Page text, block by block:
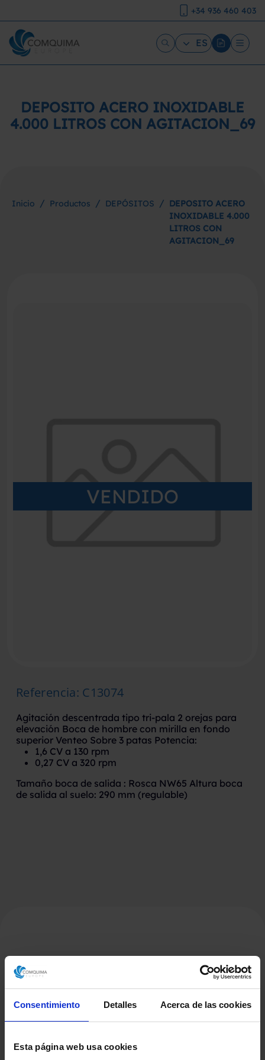
Consentimiento Detalles Acerca de las cookies
Esta página web usa cookies
+34 936 460 403
ES
DEPOSITO ACERO INOXIDABLE
4.000 LITROS CON AGITACION_69
Inicio / Productos / DEPÓSITOS / DEPOSITO ACERO
INOXIDABLE 4.000
LITROS CON
AGITACION_69
VENDIDO
Referencia: C13074
Agitación descentrada tipo tri-pala 2 orejas para
elevación Boca de hombre con mirilla en fondo
superior Venteo Sobre 3 patas Potencia:
1,6 CV a 130 rpm
0,27 CV a 320 rpm
Tamaño boca de salida : Rosca NW65 Altura boca
de salida al suelo: 290 mm (regulable)
Productos Relacionados